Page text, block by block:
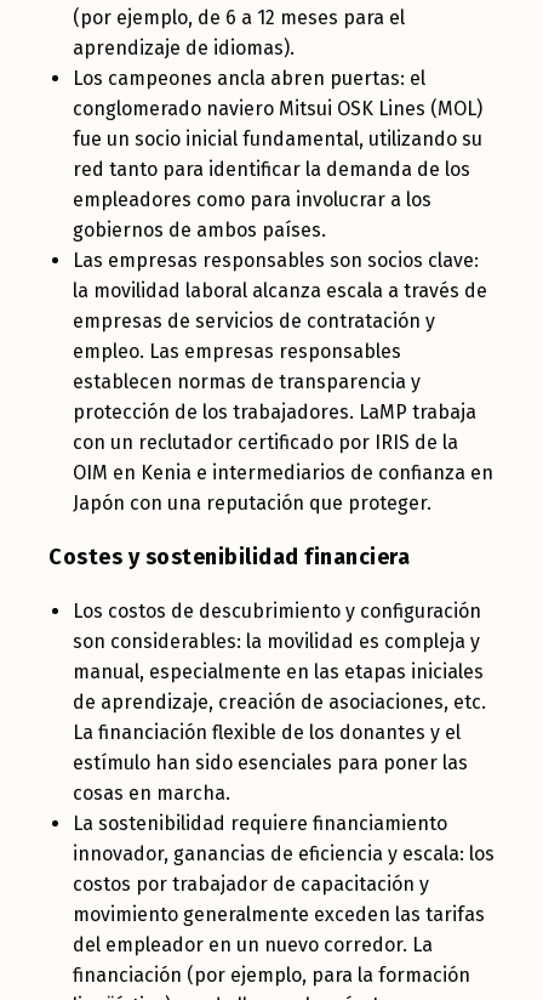
(por ejemplo, de 6 a 12 meses para el
aprendizaje de idiomas).
Los campeones ancla abren puertas: el
conglomerado naviero Mitsui OSK Lines (MOL)
fue un socio inicial fundamental, utilizando su
red tanto para identificar la demanda de los
empleadores como para involucrar a los
gobiernos de ambos países.
Las empresas responsables son socios clave:
la movilidad laboral alcanza escala a través de
empresas de servicios de contratación y
empleo. Las empresas responsables
establecen normas de transparencia y
protección de los trabajadores. LaMP trabaja
con un reclutador certificado por IRIS de la
OIM en Kenia e intermediarios de confianza en
Japón con una reputación que proteger.
Costes y sostenibilidad financiera
Los costos de descubrimiento y configuración
son considerables: la movilidad es compleja y
manual, especialmente en las etapas iniciales
de aprendizaje, creación de asociaciones, etc.
La financiación flexible de los donantes y el
estímulo han sido esenciales para poner las
cosas en marcha.
La sostenibilidad requiere financiamiento
innovador, ganancias de eficiencia y escala: los
costos por trabajador de capacitación y
movimiento generalmente exceden las tarifas
del empleador en un nuevo corredor. La
financiación (por ejemplo, para la formación